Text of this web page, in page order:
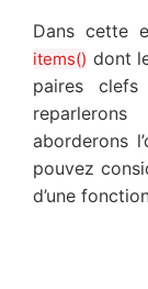
Dans cette
items() dont
paires clefs
aborderons
pouvez
d’une